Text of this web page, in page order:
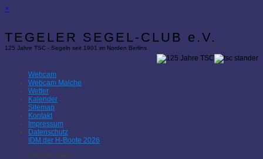
×
TEGELER SEGEL-CLUB e.V.
125 Jahre TSC - Segeln seit 1901 im Norden Berlins
Webcam
Webcam Malche
Wetter
Kalender
Sitemap
Kontakt
Impressum
Datenschutz
IDM der H-Boote 2026
Aktuelle Seite: